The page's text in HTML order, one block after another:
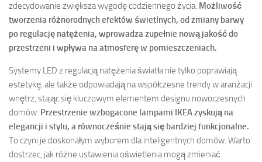
zdecydowanie zwiększa wygodę codziennego życia. Możliwość
tworzenia różnorodnych efektów świetlnych, od zmiany barwy
po regulację natężenia, wprowadza zupełnie nową jakość do
przestrzeni i wpływa na atmosferę w pomieszczeniach.
Systemy LED z regulacją natężenia światła nie tylko poprawiają
estetykę, ale także odpowiadają na współczesne trendy w aranżacji
wnętrz, stając się kluczowym elementem designu nowoczesnych
domów. Przestrzenie wzbogacone lampami IKEA zyskują na
elegancji i stylu, a równocześnie stają się bardziej funkcjonalne.
To czyni je doskonałym wyborem dla inteligentnych domów. Warto
dostrzec, jak różne ustawienia oświetlenia mogą zmieniać